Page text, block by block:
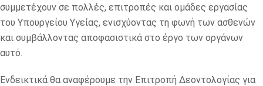
συμμετέχουν σε πολλές, επιτροπές και ομάδες εργασίας
του Υπουργείου Υγείας, ενισχύοντας τη φωνή των ασθενών
και συμβάλλοντας αποφασιστικά στο έργο των οργάνων
αυτό.
Ενδεικτικά θα αναφέρουμε την Επιτροπή Δεοντολογίας για